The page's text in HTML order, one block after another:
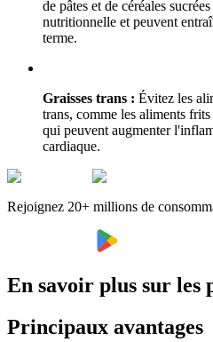
de pâtes et de céréales
nutritionnelle et peuvent
terme.
Graisses trans : Évitez les
trans, comme les aliments
qui peuvent augmenter
cardiaque.
Rejoignez 20+ millions de
En savoir plus sur les
Principaux avantages